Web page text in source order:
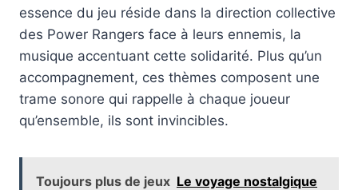
essence du jeu réside dans la direction collective
des Power Rangers face à leurs ennemis, la
musique accentuant cette solidarité. Plus qu’un
accompagnement, ces thèmes composent une
trame sonore qui rappelle à chaque joueur
qu’ensemble, ils sont invincibles.
Toujours plus de jeux Le voyage nostalgique